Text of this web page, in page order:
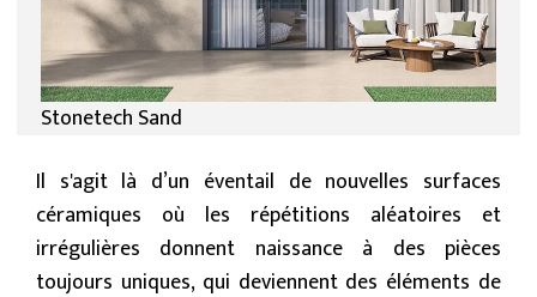
Stonetech Sand
Il s'agit là d’un éventail de nouvelles surfaces
céramiques où les répétitions aléatoires et
irrégulières donnent naissance à des pièces
toujours uniques, qui deviennent des éléments de